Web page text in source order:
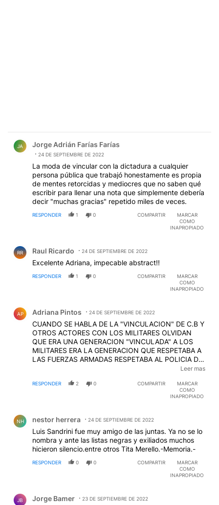
JA Jorge Adrián Farías Farías
24 DE SEPTIEMBRE DE 2022
La moda de vincular con la dictadura a cualquier
persona pública que trabajó honestamente es propia
de mentes retorcidas y mediocres que no saben qué
escribir para llenar una nota que simplemente debería
decir "muchas gracias" repetido miles de veces.
RESPONDER 1 0 COMPARTIR
MARCAR
COMO
INAPROPIADO
RR Raul Ricardo 24 DE SEPTIEMBRE DE 2022
Excelente Adriana, impecable abstract!!
RESPONDER 1 0 COMPARTIR
MARCAR
COMO
INAPROPIADO
AP Adriana Pintos 24 DE SEPTIEMBRE DE 2022
CUANDO SE HABLA DE LA "VINCULACION" DE C.B Y
OTROS ACTORES CON LOS MILITARES OLVIDAN
QUE ERA UNA GENERACION "VINCULADA" A LOS
MILITARES ERA LA GENERACION QUE RESPETABA A
LAS FUERZAS ARMADAS RESPETABA AL POLICIA DE
CARRERA MILITAR VER CON OJOS DEL SIGLO XXI
AQUELLOS QUE TAMBIEN TENIAN RESPETO POR EL
IGNORANCIA Y EL RESENTIMIENTO PROPIOS DE
QUIEN SOLO ESCUCHA UN RELATO SESGADO
Leer mas
RESPONDER 2 0 COMPARTIR
MARCAR
COMO
INAPROPIADO
NH nestor herrera 24 DE SEPTIEMBRE DE 2022
Luis Sandrini fue muy amigo de las juntas. Ya no se lo
nombra y ante las listas negras y exiliados muchos
hicieron silencio.entre otros Tita Merello.-Memoria.-
RESPONDER 0 0 COMPARTIR
MARCAR
COMO
INAPROPIADO
JB Jorge Bamer 23 DE SEPTIEMBRE DE 2022